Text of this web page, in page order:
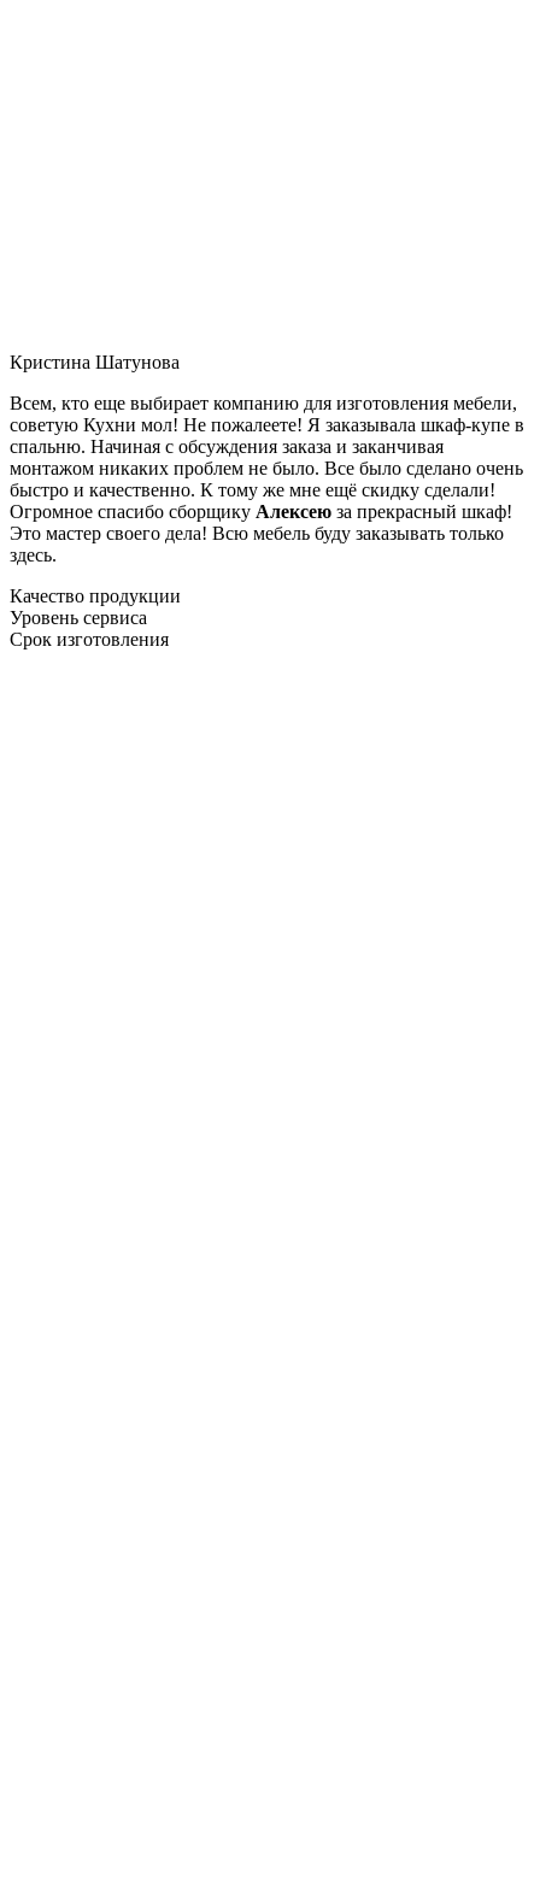
Кристина Шатунова
Всем, кто еще выбирает компанию для изготовления мебели,
советую Кухни мол! Не пожалеете! Я заказывала шкаф-купе в
спальню. Начиная с обсуждения заказа и заканчивая
монтажом никаких проблем не было. Все было сделано очень
быстро и качественно. К тому же мне ещё скидку сделали!
Огромное спасибо сборщику Алексею за прекрасный шкаф!
Это мастер своего дела! Всю мебель буду заказывать только
здесь.
Качество продукции
Уровень сервиса
Срок изготовления